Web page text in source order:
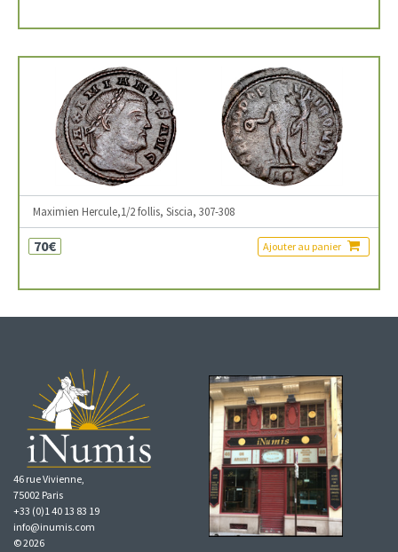
Maximien Hercule,1/2 follis, Siscia, 307-308
70€ Ajouter au panier
46 rue Vivienne,
75002 Paris
+33 (0)1 40 13 83 19
info@inumis.com
© 2026